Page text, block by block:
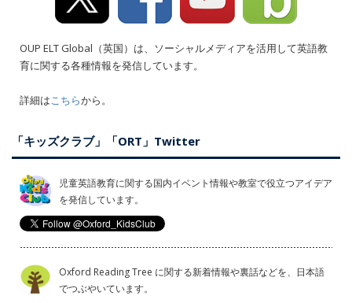
OUP ELT Global（英国）は、ソーシャルメディアを活用して英語教
育に関する各種情報を発信しています。
詳細はこちらから。
「キッズクラブ」「ORT」Twitter
児童英語教育に関する国内イベント情報や教室で役立つアイデア
を発信しています。
Oxford Reading Tree に関する新着情報や裏話などを、日本語
でつぶやいています。